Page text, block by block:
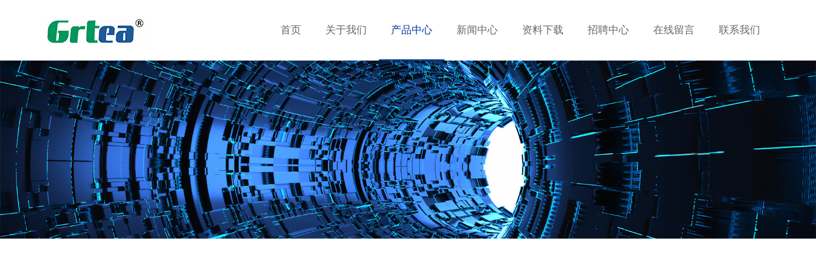
首页 关于我们 产品中心 新闻中心 资料下载 招聘中心 在线留言 联系我们